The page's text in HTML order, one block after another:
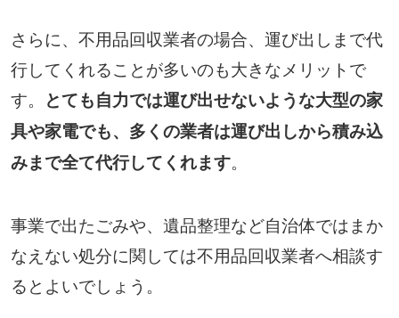
さらに、不用品回収業者の場合、運び出しまで代
行してくれることが多いのも大きなメリットで
す。 とても自力では運び出せないような大型の家
具や家電でも、多くの業者は運び出しから積み込
みまで全て代行してくれます。
事業で出たごみや、遺品整理など自治体ではまか
なえない処分に関しては不用品回収業者へ相談す
るとよいでしょう。